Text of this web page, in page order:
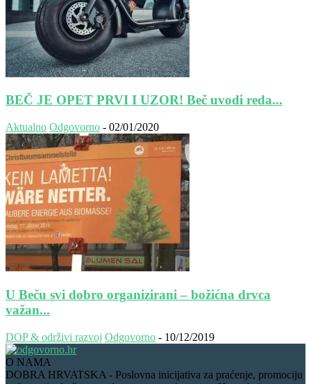
BEČ JE OPET PRVI I UZOR! Beč uvodi reda...
Aktualno Odgovorno - 02/01/2020
U Beču svi dobro organizirani – božićna drvca
važan...
DOP & održivi razvoj Odgovorno - 10/12/2019
O NAMA
DOBRA HRVATSKA - Poslovna inicijativa za praćenje, promociju